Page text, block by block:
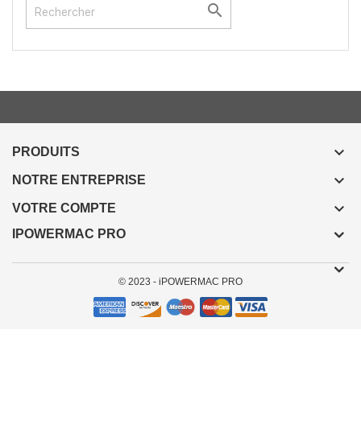

PRODUITS 
NOTRE ENTREPRISE 
VOTRE COMPTE 
IPOWERMAC PRO
© 2023 - iPOWERMAC PRO